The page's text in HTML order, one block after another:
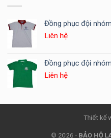
Đồng phục đội
Liên hệ
Đồng phục đội
Liên hệ
Thiết kế
© 2026 - BẢO HỘ